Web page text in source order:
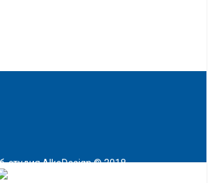
студияAlkoDesign© 2018